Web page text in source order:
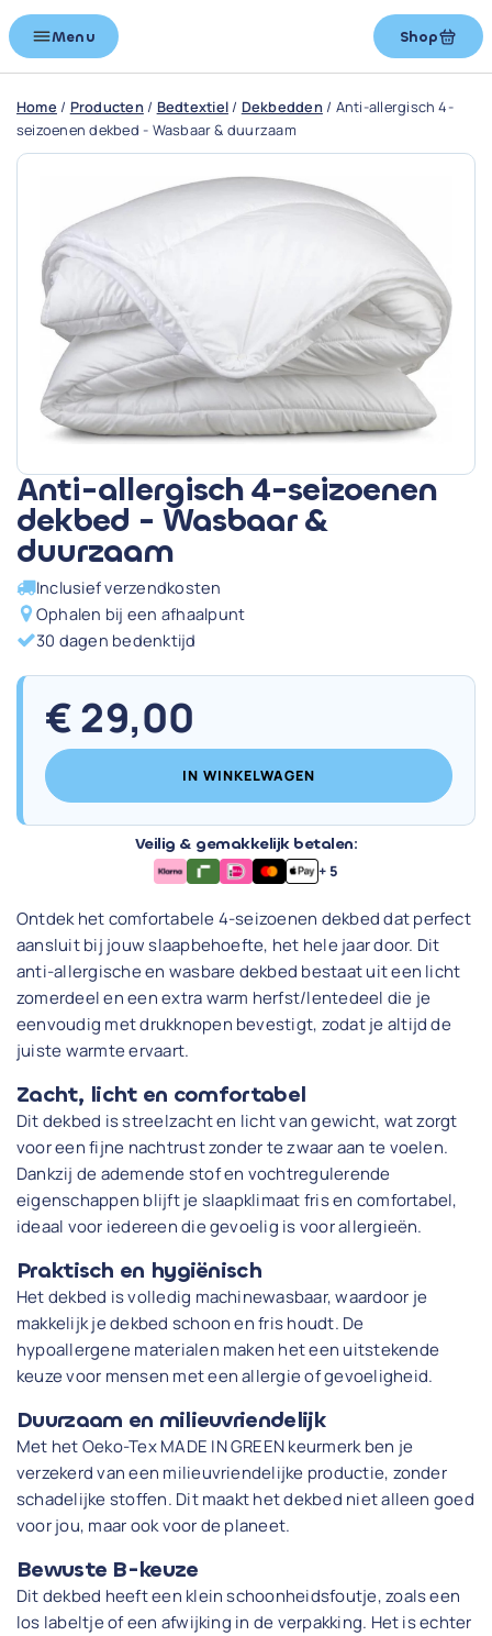
Menu Shop
Home / Producten/ Bedtextiel / Dekbedden/ Anti-allergisch 4-
seizoenen dekbed - Wasbaar & duurzaam
Anti-allergisch 4-seizoenen
dekbed - Wasbaar &
duurzaam
Inclusief verzendkosten
Ophalen bij een afhaalpunt
30 dagen bedenktijd
€29,00
IN WINKELWAGEN
Veilig & gemakkelijk betalen:
+ 5
Ontdek het comfortabele 4-seizoenen dekbed dat perfect
aansluit bij jouw slaapbehoefte, het hele jaar door. Dit
anti-allergische en wasbare dekbed bestaat uit een licht
zomerdeel en een extra warm herfst/lentedeel die je
eenvoudig met drukknopen bevestigt, zodat je altijd de
juiste warmte ervaart.
Zacht, licht en comfortabel
Dit dekbed is streelzacht en licht van gewicht, wat zorgt
voor een fijne nachtrust zonder te zwaar aan te voelen.
Dankzij de ademende stof en vochtregulerende
eigenschappen blijft je slaapklimaat fris en comfortabel,
ideaal voor iedereen die gevoelig is voor allergieën.
Praktisch en hygiënisch
Het dekbed is volledig machinewasbaar, waardoor je
makkelijk je dekbed schoon en fris houdt. De
hypoallergene materialen maken het een uitstekende
keuze voor mensen met een allergie of gevoeligheid.
Duurzaam en milieuvriendelijk
Met het Oeko-Tex MADE IN GREEN keurmerk ben je
verzekerd van een milieuvriendelijke productie, zonder
schadelijke stoffen. Dit maakt het dekbed niet alleen goed
voor jou, maar ook voor de planeet.
Bewuste B-keuze
Dit dekbed heeft een klein schoonheidsfoutje, zoals een
los labeltje of een afwijking in de verpakking. Het is echter